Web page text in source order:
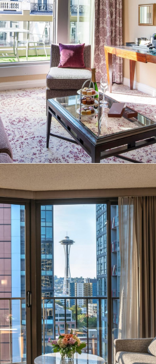
Paris Champs-Elysées
RÉSERVER CETTE OFFRE